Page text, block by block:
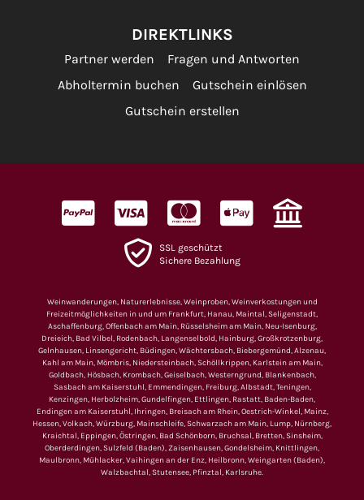
DIREKTLINKS
Partner werden
Fragen und Antworten
Abholtermin buchen
Gutschein einlösen
Gutschein erstellen
SSL geschützt
Sichere Bezahlung
Weinwanderungen, Naturerlebnisse, Weinproben, Weinverkostungen und
Freizeitmöglichkeiten in und um Frankfurt, Hanau, Maintal, Seligenstadt,
Aschaffenburg, Offenbach am Main, Rüsselsheim am Main, Neu-Isenburg,
Dreieich, Bad Vilbel, Rodenbach, Langenselbold, Hainburg, Großkrotzenburg,
Gelnhausen, Linsengericht, Büdingen, Wächtersbach, Biebergemünd, Alzenau,
Kahl am Main, Mömbris, Niedersteinbach, Schöllkrippen, Karlstein am Main,
Goldbach, Hösbach, Krombach, Geiselbach, Westerngrund, Blankenbach,
Sasbach am Kaiserstuhl, Emmendingen, Freiburg, Albstadt, Teningen,
Kenzingen, Herbolzheim, Gundelfingen, Ettlingen, Rastatt, Baden-Baden,
Endingen am Kaiserstuhl, Ihringen, Breisach am Rhein, Oestrich-Winkel, Mainz,
Hessen, Volkach, Würzburg, Mainschleife, Schwarzach am Main, Lump, Nürnberg,
Kraichtal, Eppingen, Östringen, Bad Schönborn, Bruchsal, Bretten, Sinsheim,
Oberderdingen, Sulzfeld (Baden), Zaisenhausen, Gondelsheim, Knittlingen,
Maulbronn, Mühlacker, Vaihingen an der Enz, Heilbronn, Weingarten (Baden),
Walzbachtal, Stutensee, Pfinztal, Karlsruhe.